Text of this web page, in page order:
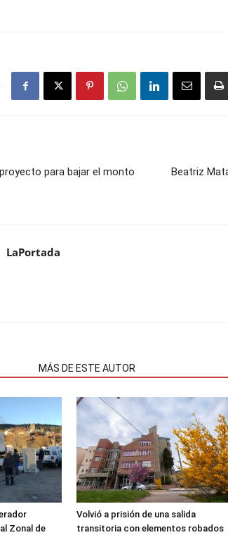
para bajar el monto
Beatriz
LaPortada
MÁS DE ESTE AUTOR
Zonal de
Volvió a prisión de una salida
transitoria con elementos robados